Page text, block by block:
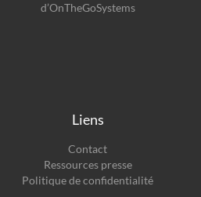
d’OnTheGoSystems
Liens
Contact
Ressources presse
Politique de confidentialité